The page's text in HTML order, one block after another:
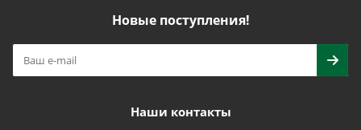
Новые поступления!
Наши контакты